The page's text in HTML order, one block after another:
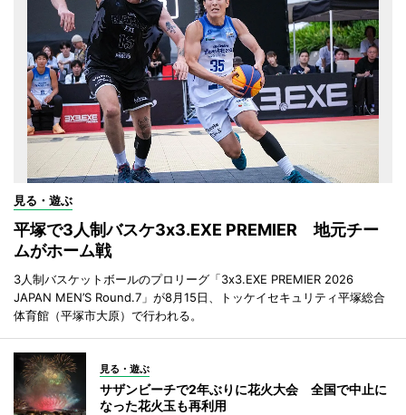
見る・遊ぶ
平塚で3人制バスケ3x3.EXE PREMIER 地元チー
ムがホーム戦
3人制バスケットボールのプロリーグ「3x3.EXE PREMIER 2026
JAPAN MEN’S Round.7」が8月15日、トッケイセキュリティ平塚総合
体育館（平塚市大原）で行われる。
見る・遊ぶ
サザンビーチで2年ぶりに花火大会 全国で中止に
なった花火玉も再利用